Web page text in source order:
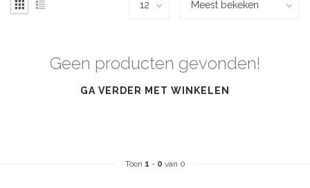
Geen producten gevonden!
GA VERDER MET WINKELEN
Toon 1 - 0 van 0